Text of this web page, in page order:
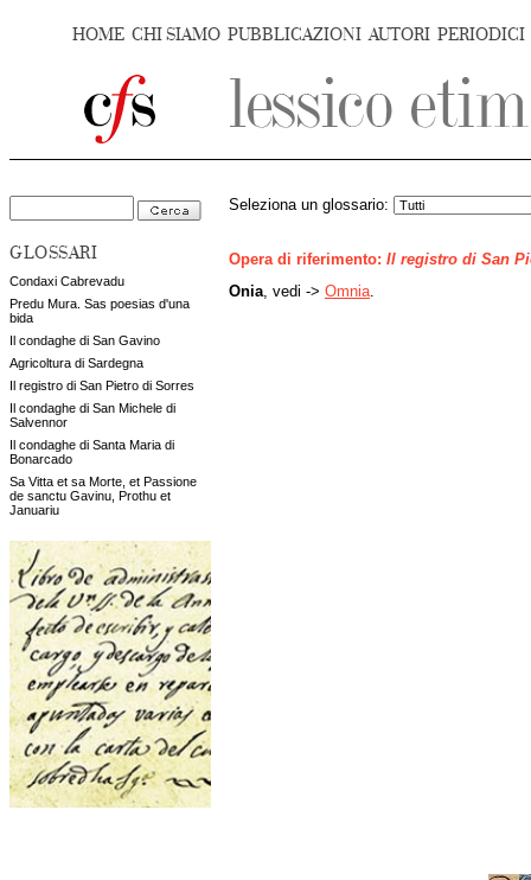
HOME CHI SIAMO PUBBLICAZIONI AUTORI PERIODICI
GLOSSARI
Condaxi Cabrevadu
Predu Mura. Sas poesias d'una
bida
Il condaghe di San Gavino
Agricoltura di Sardegna
Il registro di San Pietro di Sorres
Il condaghe di San Michele di
Salvennor
Il condaghe di Santa Maria di
Bonarcado
Sa Vitta et sa Morte, et Passione
de sanctu Gavinu, Prothu et
Januariu
Seleziona un glossario:
Opera di riferimento: Il registro di San
Onia , vedi -> Omnia